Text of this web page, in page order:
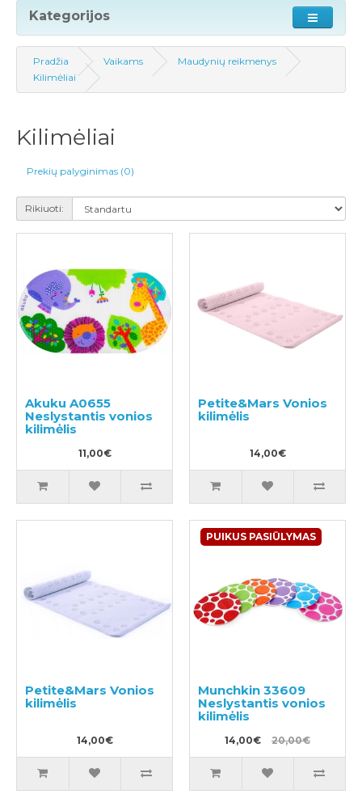
Kategorijos
Pradžia Vaikams
Maudynių reikmenys
Kilimėliai
Kilimėliai
Prekių palyginimas (0)
Rikiuoti:
Akuku A0655
Neslystantis vonios
kilimėlis
11,00€
Petite&Mars Vonios
kilimėlis
14,00€
Petite&Mars Vonios
kilimėlis
14,00€
PUIKUS PASIŪLYMAS
Munchkin 33609
Neslystantis vonios
kilimėlis
14,00€ 20,00€